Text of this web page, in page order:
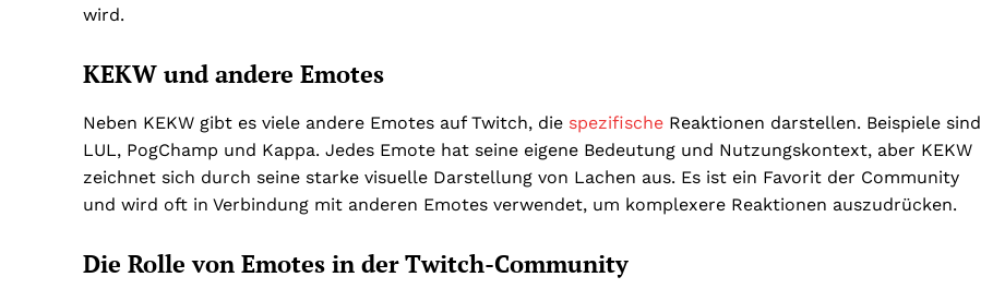
wird.
KEKW und andere Emotes
Neben KEKW gibt es viele andere Emotes auf Twitch, die spezifische Reaktionen darstellen. Beispiele sind
LUL, PogChamp und Kappa. Jedes Emote hat seine eigene Bedeutung und Nutzungskontext, aber KEKW
zeichnet sich durch seine starke visuelle Darstellung von Lachen aus. Es ist ein Favorit der Community
und wird oft in Verbindung mit anderen Emotes verwendet, um komplexere Reaktionen auszudrücken.
Die Rolle von Emotes in der Twitch-Community